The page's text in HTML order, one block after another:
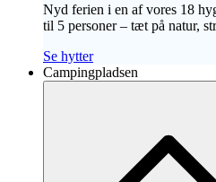
Nyd ferien i en af vores 18
til 5 personer – tæt på natur,
Se hytter
Campingpladsen